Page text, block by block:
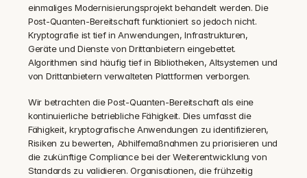
einmaliges Modernisierungsprojekt behandelt werden. Die
Post-Quanten-Bereitschaft funktioniert so jedoch nicht.
Kryptografie ist tief in Anwendungen, Infrastrukturen,
Geräte und Dienste von Drittanbietern eingebettet.
Algorithmen sind häufig tief in Bibliotheken, Altsystemen und
von Drittanbietern verwalteten Plattformen verborgen.
Wir betrachten die Post-Quanten-Bereitschaft als eine
kontinuierliche betriebliche Fähigkeit. Dies umfasst die
Fähigkeit, kryptografische Anwendungen zu identifizieren,
Risiken zu bewerten, Abhilfemaßnahmen zu priorisieren und
die zukünftige Compliance bei der Weiterentwicklung von
Standards zu validieren. Organisationen, die frühzeitig